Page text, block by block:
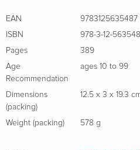
erkundet, entdecken die drei
Summary
3 spannende Geschichten zum
Band
3 Spannende Krimis auf
EAN
9783125635487
ISBN
978-3-12-
Pages
389
Age
Recommendation
ages 10 to 99
Dimensions
(packing)
12.5 x 3 x 19.3
Weight (packing) 578 g